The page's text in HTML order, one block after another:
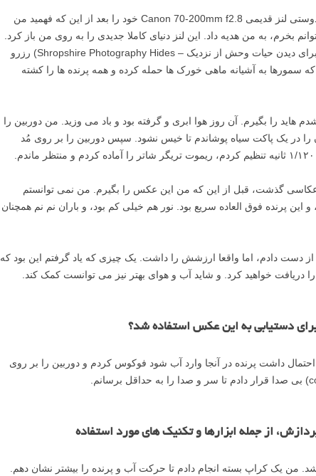
تا این که تقریبا یک سال پیش، دوستی لنز قدیمی Canon 70-200mm f2.8 خود را بعد از این که فهمید من
بخرم، به من هدیه داد. این لنز دنیای کاملا جدیدی را به روی من باز کرد.
من یک هاید (یک پناهگاه استتار برای دیدن حیات وحش از نزدیک – Shropshire Photography Hides) رزرو
سمورها به آشیانه ماهی خورک ها حمله کرده و همه پرنده ها را کشته
هاید را بگیرم. آن روز هوا ابری و گرفته بود و باد می وزید. من دوربین را
در یک پاکت سیاه پوشاندم تا خیس نشود. سپس دوربین را بر روی مُد
گذشت، قبل از این که من این عکس را بگیرم. من نمی توانستم
این پرنده فوق العاده سریع بود. نور هم خیلی کم بود، و باران نم نم همچنان
دست دادم، اما واقعا ارزشش را داشت. یک چیزی که یاد گرفتم این بود که
را دریافت خواهید کرد. و شاید آب و هوای بهتر نیز می توانست کمک کند.
دستیابی به این عکس استفاده شد؟
داشت پرنده در آنجا وارد آب شود فوکوس کردم و دوربین را بر روی
از جمله ابزارها و تکنیک های مورد استفاده
من یک کراپ بسته انجام دادم تا حرکت آب و پرنده را بیشتر نشان دهم.